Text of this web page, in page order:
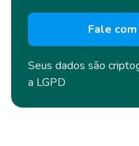
Fale
Seus dados são
a LGPD